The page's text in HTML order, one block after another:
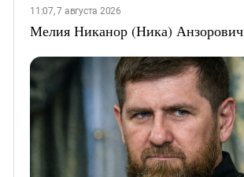
11:07, 7 августа 2026
Мелия Никанор (Ника) Анзорович